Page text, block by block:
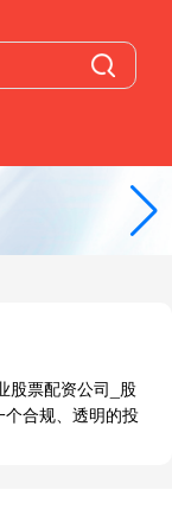
股票配资公司_股
合规、透明的投